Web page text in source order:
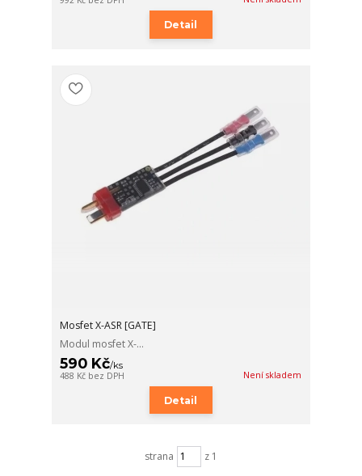
Detail
Mosfet X-ASR [GATE]
Modul mosfet X-...
590 Kč/ks
488 Kč bez DPH Není skladem
Detail
strana z 1